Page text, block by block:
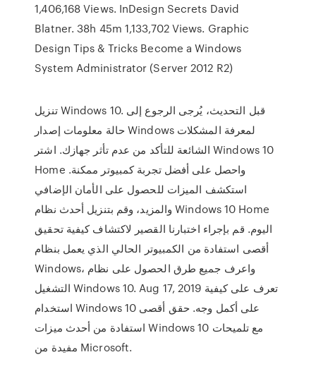
1,406,168 Views. InDesign Secrets David
Blatner. 38h 45m 1,133,702 Views. Graphic
Design Tips & Tricks Become a Windows
System Administrator (Server 2012 R2)
تنزيل Windows 10. قبل التحديث، يُرجى الرجوع إلى
حالة معلومات إصدار Windows لمعرفة المشكلات
الشائعة للتأكد من عدم تأثر جهازك. اشتر Windows 10
Home واحصل على أفضل تجربة كمبيوتر ممكنة.
استكشف الميزات للحصول على الأمان الإضافي
والمزيد، وقم بتنزيل أحدث نظام Windows 10 Home
اليوم. قم بإجراء اختبارنا القصير لاكتشاف كيفية تحقيق
أقصى استفادة من الكمبيوتر الحالي الذي يعمل بنظام
Windows، واعرف جميع طرق الحصول على نظام
التشغيل Windows 10. Aug 17, 2019 تعرف على كيفية
استخدام Windows 10 على أكمل وجه. حقق أقصى
استفادة من أحدث ميزات Windows 10 مع تلميحات
مفيدة من Microsoft.